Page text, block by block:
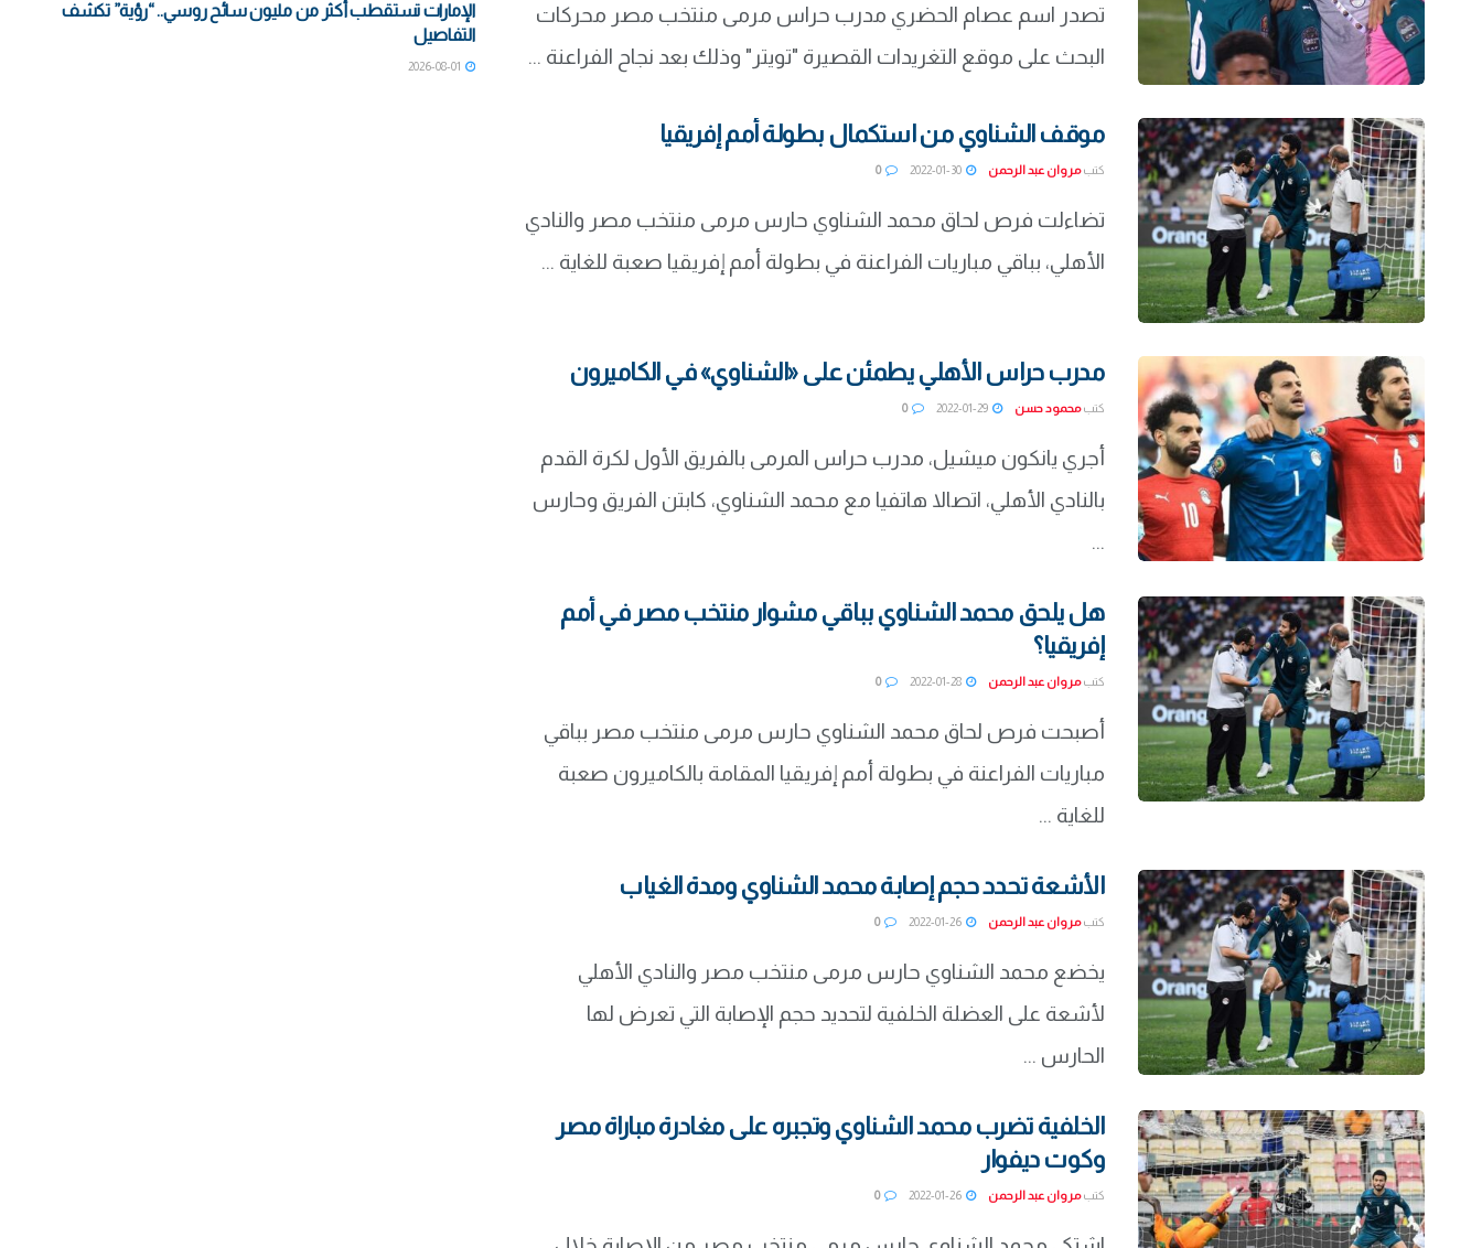
تصدر اسم عصام الحضري مدرب حراس مرمى منتخب مصر محركات
البحث على موقع التغريدات القصيرة "تويتر" وذلك بعد نجاح الفراعنة ...
موقف الشناوي من استكمال بطولة أمم إفريقيا
كتب مروان عبد الرحمن 2022-01-30
0
تضاءلت فرص لحاق محمد الشناوي حارس مرمى منتخب مصر والنادي
الأهلي، بباقي مباريات الفراعنة في بطولة أمم إفريقيا صعبة للغاية ...
مدرب حراس الأهلي يطمئن على «الشناوي» في الكاميرون
كتب محمود حسن 2022-01-29
0
أجري يانكون ميشيل، مدرب حراس المرمى بالفريق الأول لكرة القدم
بالنادي الأهلي، اتصالا هاتفيا مع محمد الشناوي، كابتن الفريق وحارس
...
هل يلحق محمد الشناوي بباقي مشوار منتخب مصر في أمم
إفريقيا؟
كتب مروان عبد الرحمن 2022-01-28
0
أصبحت فرص لحاق محمد الشناوي حارس مرمى منتخب مصر بباقي
مباريات الفراعنة في بطولة أمم إفريقيا المقامة بالكاميرون صعبة
للغاية ...
الأشعة تحدد حجم إصابة محمد الشناوي ومدة الغياب
كتب مروان عبد الرحمن 2022-01-26
0
يخضع محمد الشناوي حارس مرمى منتخب مصر والنادي الأهلي
لأشعة على العضلة الخلفية لتحديد حجم الإصابة التي تعرض لها
الحارس ...
الخلفية تضرب محمد الشناوي وتجبره على مغادرة مباراة مصر
وكوت ديفوار
كتب مروان عبد الرحمن 2022-01-26
0
الإمارات تستقطب أكثر من مليون سائح روسي.. “رؤية” تكشف
التفاصيل